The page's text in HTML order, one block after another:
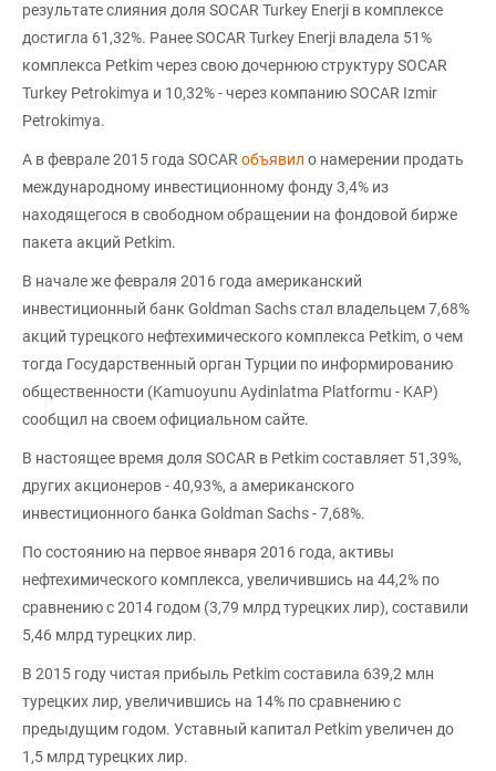
результате слияния доля SOCAR Turkey Enerji в комплексе
достигла 61,32%. Ранее SOCAR Turkey Enerji владела 51%
комплекса Petkim через свою дочернюю структуру SOCAR
Turkey Petrokimya и 10,32% - через компанию SOCAR Izmir
Petrokimya.
А в феврале 2015 года SOCAR объявил о намерении продать
международному инвестиционному фонду 3,4% из
находящегося в свободном обращении на фондовой бирже
пакета акций Petkim.
В начале же февраля 2016 года американский
инвестиционный банк Goldman Sachs стал владельцем 7,68%
акций турецкого нефтехимического комплекса Petkim, о чем
тогда Государственный орган Турции по информированию
общественности (Kamuoyunu Aydinlatma Platformu - KAP)
сообщил на своем официальном сайте.
В настоящее время доля SOCAR в Petkim составляет 51,39%,
других акционеров - 40,93%, а американского
инвестиционного банка Goldman Sachs - 7,68%.
По состоянию на первое января 2016 года, активы
нефтехимического комплекса, увеличившись на 44,2% по
сравнению с 2014 годом (3,79 млрд турецких лир), составили
5,46 млрд турецких лир.
В 2015 году чистая прибыль Petkim составила 639,2 млн
турецких лир, увеличившись на 14% по сравнению с
предыдущим годом. Уставный капитал Petkim увеличен до
1,5 млрд турецких лир.